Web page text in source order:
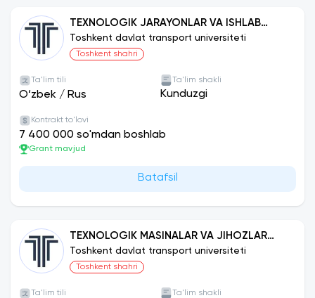
TEXNOLOGIK JARAYONLAR VA ISHLAB
CHIQARISHNI AVTOMATLASHTIRISH VA
BOSHQARISH (TEMIR YO‘L TRANSPORTI)
Toshkent davlat transport universiteti
Toshkent shahri
Ta'lim tili
O‘zbek / Rus
Ta'lim shakli
Kunduzgi
Kontrakt to'lovi
7 400 000 so'mdan boshlab
Grant mavjud
Batafsil
TEXNOLOGIK MASINALAR VA JIHOZLAR
(TEMIR YO‘L TRANSPORTI)
Toshkent davlat transport universiteti
Toshkent shahri
Ta'lim tili Ta'lim shakli